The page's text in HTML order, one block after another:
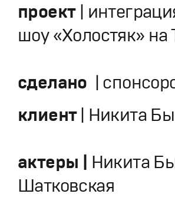
проект|
шоу «Холостяк» на
сделано |
клиент| Никита
актеры | Никита
Шатковская